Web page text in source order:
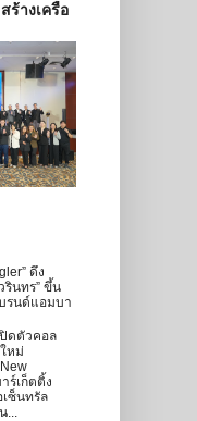
ร้างเครือ
ดึง
รินทร” ขึ้น
รนด์แอมบา
ดตัวคอล
หม่
ร์เก็ตติ้ง
เซ็นทรัล